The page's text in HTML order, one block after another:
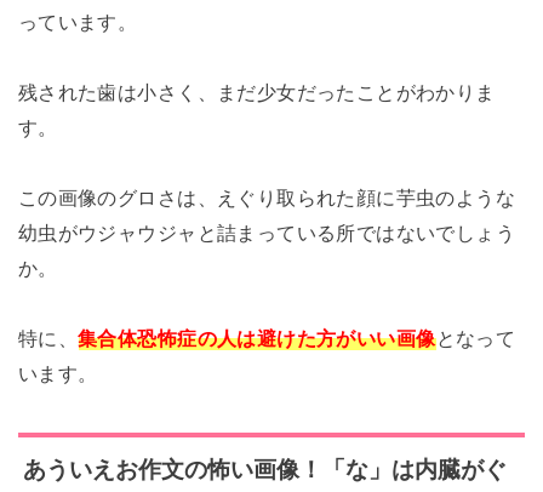
っています。
残された歯は小さく、まだ少女だったことがわかりま
す。
この画像のグロさは、えぐり取られた顔に芋虫のような
幼虫がウジャウジャと詰まっている所ではないでしょう
か。
特に、集合体恐怖症の人は避けた方がいい画像となって
います。
あういえお作文の怖い画像！「な」は内臓がぐ